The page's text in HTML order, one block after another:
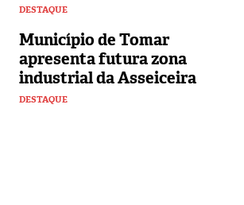
DESTAQUE
Município de Tomar
apresenta futura zona
industrial da Asseiceira
DESTAQUE